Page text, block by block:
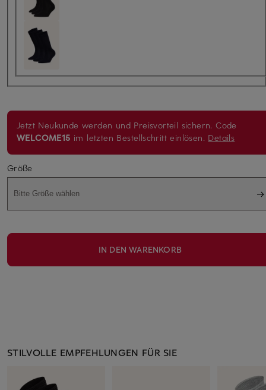
Jetzt Neukunde werden und Preisvorteil sichern. Code
WELCOME15 im letzten Bestellschritt einlösen. Details
Größe
Bitte Größe wählen
IN DEN WARENKORB
STILVOLLE EMPFEHLUNGEN FÜR SIE